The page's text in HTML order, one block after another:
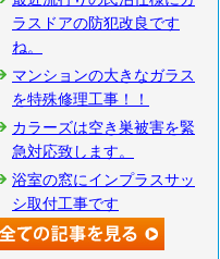
ラスドアの防犯改良です
ね。
マンションの大きなガラス
を特殊修理工事！！
カラーズは空き巣被害を緊
急対応致します。
浴室の窓にインプラスサッ
シ取付工事です